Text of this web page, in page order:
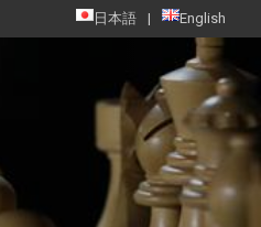
日本語 English